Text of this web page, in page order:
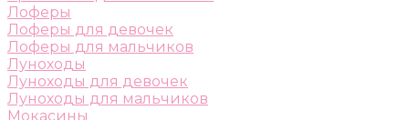
Лоферы
Лоферы для девочек
Лоферы для мальчиков
Луноходы
Луноходы для девочек
Луноходы для мальчиков
Мокасины